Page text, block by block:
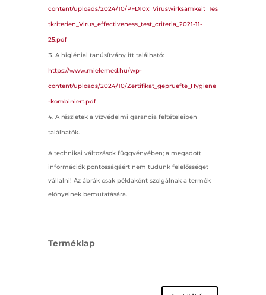
content/uploads/2024/10/PFD10x_Viruswirksamkeit_Tes
tkriterien_Virus_effectiveness_test_criteria_2021-11-
25.pdf
A higiéniai tanúsítvány itt található:
https://www.mielemed.hu/wp-
content/uploads/2024/10/Zertifikat_gepruefte_Hygiene
-kombiniert.pdf
A részletek a vízvédelmi garancia feltételeiben
találhatók.
A technikai változások függvényében; a megadott
információk pontosságáért nem tudunk felelősséget
vállalni! Az ábrák csak példaként szolgálnak a termék
előnyeinek bemutatására.
Terméklap